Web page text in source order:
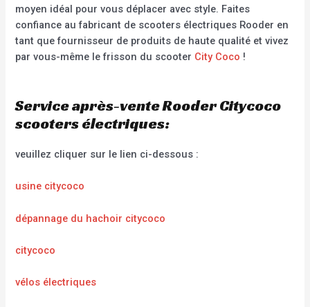
moyen idéal pour vous déplacer avec style. Faites
confiance au fabricant de scooters électriques Rooder en
tant que fournisseur de produits de haute qualité et vivez
par vous-même le frisson du scooter City Coco !
Service après-vente Rooder Citycoco
scooters électriques:
veuillez cliquer sur le lien ci-dessous :
usine citycoco
dépannage du hachoir citycoco
citycoco
vélos électriques